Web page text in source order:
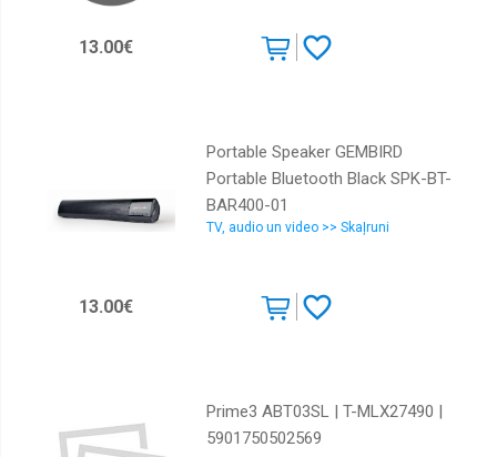
13.00€
Portable Speaker GEMBIRD
Portable Bluetooth Black SPK-BT-
BAR400-01
TV, audio un video >> Skaļruni
13.00€
Prime3 ABT03SL | T-MLX27490 |
5901750502569